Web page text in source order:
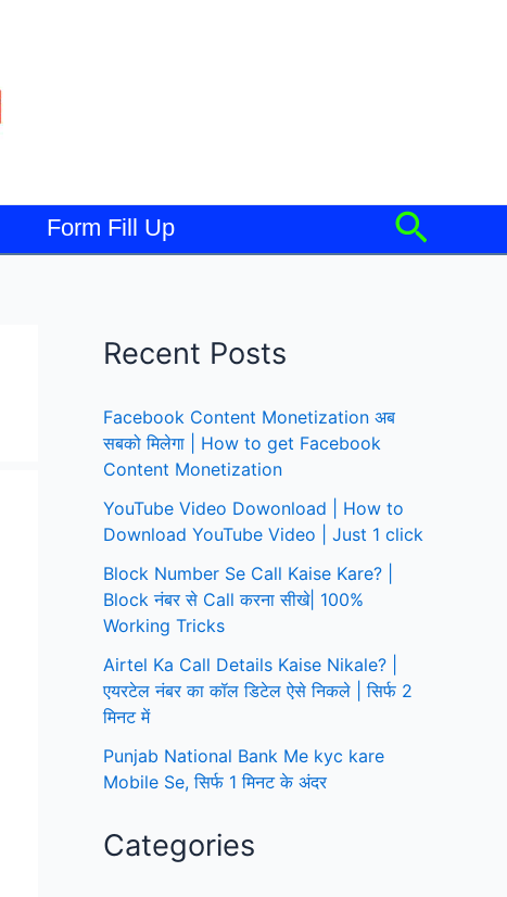
Form Fill Up
Recent Posts
Facebook Content Monetization अब
सबको मिलेगा | How to get Facebook
Content Monetization
YouTube Video Dowonload | How to
Download YouTube Video | Just 1 click
Block Number Se Call Kaise Kare? |
Block नंबर से Call करना सीखे| 100%
Working Tricks
Airtel Ka Call Details Kaise Nikale? |
एयरटेल नंबर का कॉल डिटेल ऐसे निकले | सिर्फ 2
मिनट में
Punjab National Bank Me kyc kare
Mobile Se, सिर्फ 1 मिनट के अंदर
Categories